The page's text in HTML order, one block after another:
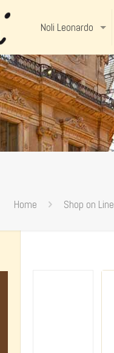
Noli Leonardo
Home Shop on Line